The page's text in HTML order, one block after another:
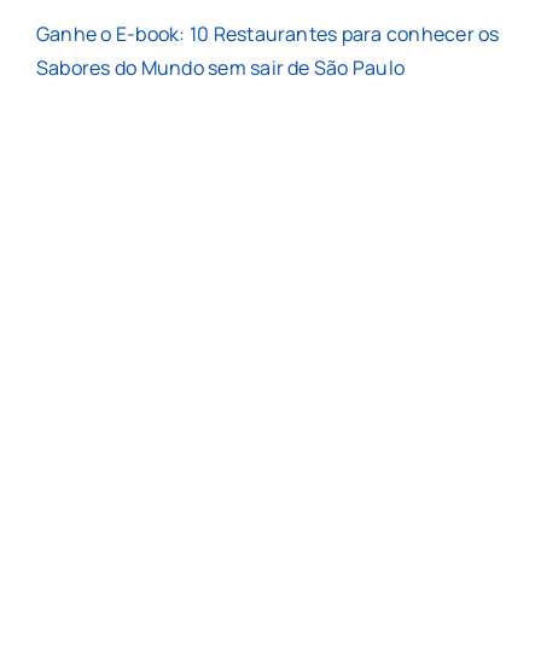
Ganhe o E-book: 10 Restaurantes para conhecer os
Sabores do Mundo sem sair de São Paulo